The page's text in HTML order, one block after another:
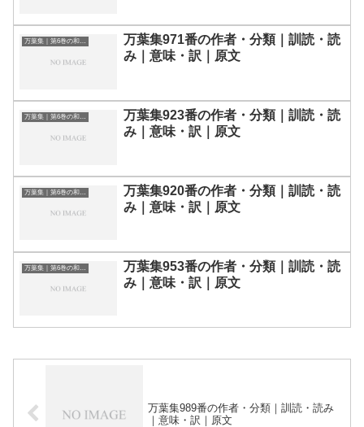
万葉集｜第6巻の和歌一覧
万葉集971番の作者・分類｜訓読・読
み｜意味・訳｜原文
万葉集｜第6巻の和歌一覧
万葉集923番の作者・分類｜訓読・読
み｜意味・訳｜原文
万葉集｜第6巻の和歌一覧
万葉集920番の作者・分類｜訓読・読
み｜意味・訳｜原文
万葉集953番の作者・分類｜訓読・読
み｜意味・訳｜原文
万葉集989番の作者・分類｜訓読・読み
｜意味・訳｜原文